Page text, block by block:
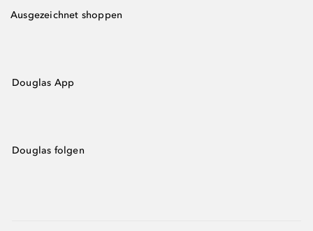
Ausgezeichnet shoppen
Douglas App
Douglas folgen